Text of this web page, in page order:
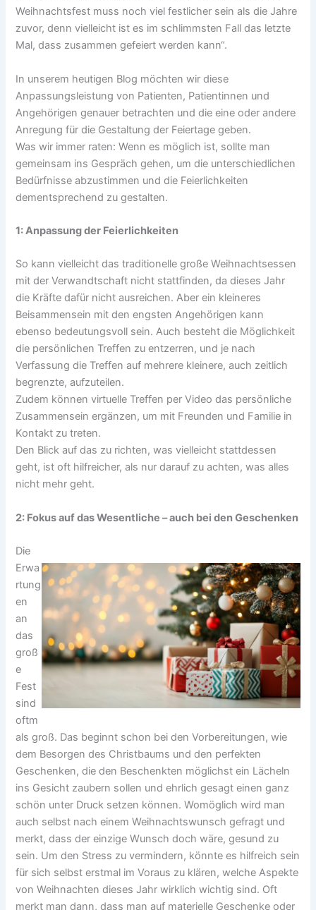
Weihnachtsfest muss noch viel festlicher sein als die Jahre
zuvor, denn vielleicht ist es im schlimmsten Fall das letzte
Mal, dass zusammen gefeiert werden kann“.
In unserem heutigen Blog möchten wir diese
Anpassungsleistung von Patienten, Patientinnen und
Angehörigen genauer betrachten und die eine oder andere
Anregung für die Gestaltung der Feiertage geben.
Was wir immer raten: Wenn es möglich ist, sollte man
gemeinsam ins Gespräch gehen, um die unterschiedlichen
Bedürfnisse abzustimmen und die Feierlichkeiten
dementsprechend zu gestalten.
1: Anpassung der Feierlichkeiten
So kann vielleicht das traditionelle große Weihnachtsessen
mit der Verwandtschaft nicht stattfinden, da dieses Jahr
die Kräfte dafür nicht ausreichen. Aber ein kleineres
Beisammensein mit den engsten Angehörigen kann
ebenso bedeutungsvoll sein. Auch besteht die Möglichkeit
die persönlichen Treffen zu entzerren, und je nach
Verfassung die Treffen auf mehrere kleinere, auch zeitlich
begrenzte, aufzuteilen.
Zudem können virtuelle Treffen per Video das persönliche
Zusammensein ergänzen, um mit Freunden und Familie in
Kontakt zu treten.
Den Blick auf das zu richten, was vielleicht stattdessen
geht, ist oft hilfreicher, als nur darauf zu achten, was alles
nicht mehr geht.
2: Fokus auf das Wesentliche – auch bei den Geschenken
Die
Erwa
rtung
en
an
das
groß
e
Fest
sind
oftm
als groß. Das beginnt schon bei den Vorbereitungen, wie
dem Besorgen des Christbaums und den perfekten
Geschenken, die den Beschenkten möglichst ein Lächeln
ins Gesicht zaubern sollen und ehrlich gesagt einen ganz
schön unter Druck setzen können. Womöglich wird man
auch selbst nach einem Weihnachtswunsch gefragt und
merkt, dass der einzige Wunsch doch wäre, gesund zu
sein. Um den Stress zu vermindern, könnte es hilfreich sein
für sich selbst erstmal im Voraus zu klären, welche Aspekte
von Weihnachten dieses Jahr wirklich wichtig sind. Oft
merkt man dann, dass man auf materielle Geschenke oder